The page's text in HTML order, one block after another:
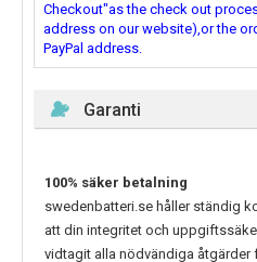
Checkout"as the check out
address on our website),or the
PayPal address.
Garanti
100% säker betalning
swedenbatteri.se håller ständig
att din integritet och
vidtagit alla nödvändiga åtgärder